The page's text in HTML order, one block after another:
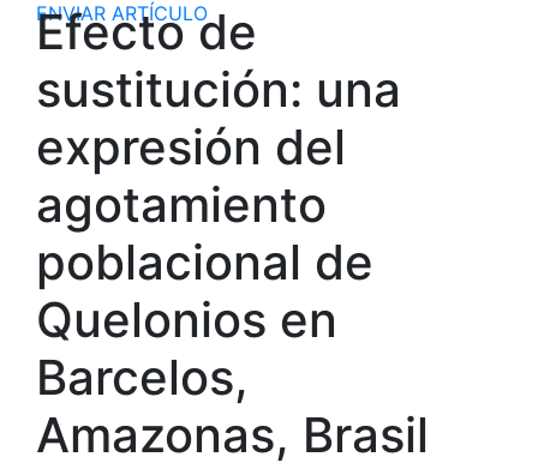
ENVIAR ARTÍCULO
Efecto de
sustitución: una
expresión del
agotamiento
poblacional de
Quelonios en
Barcelos,
Amazonas, Brasil